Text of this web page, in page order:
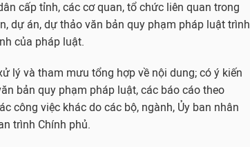
cấp tỉnh, các cơ quan, tổ chức liên quan trong
dự án, dự thảo văn bản quy phạm pháp luật trình
của pháp luật.
lý và tham mưu tổng hợp về nội dung; có ý kiến
bản quy phạm pháp luật, các báo cáo theo
công việc khác do các bộ, ngành, Ủy ban nhân
trình Chính phủ.